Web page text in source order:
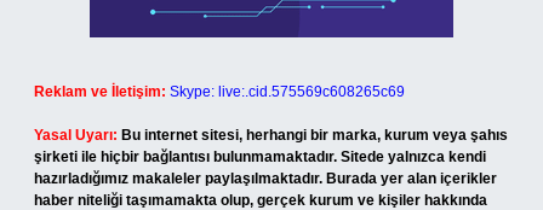
Reklam ve İletişim: Skype: live:.cid.575569c608265c69
Yasal Uyarı: Bu internet sitesi, herhangi bir marka, kurum veya şahıs
şirketi ile hiçbir bağlantısı bulunmamaktadır. Sitede yalnızca kendi
hazırladığımız makaleler paylaşılmaktadır. Burada yer alan içerikler
haber niteliği taşımamakta olup, gerçek kurum ve kişiler hakkında